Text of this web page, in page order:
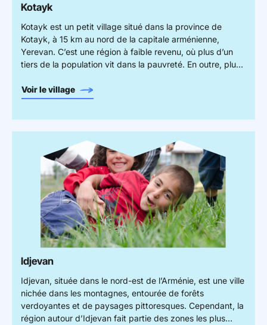
Kotayk
Kotayk est un petit village situé dans la province de
Kotayk, à 15 km au nord de la capitale arménienne,
Yerevan. C’est une région à faible revenu, où plus d’un
tiers de la population vit dans la pauvreté. En outre, plus
rurales, où l’accès à l’éducation, aux soins de santé et à
d’autres services essentiels est souvent limité.
Voir le village
Idjevan
Idjevan, située dans le nord-est de l’Arménie, est une ville
nichée dans les montagnes, entourée de forêts
verdoyantes et de paysages pittoresques. Cependant, la
région autour d’Idjevan fait partie des zones les plus